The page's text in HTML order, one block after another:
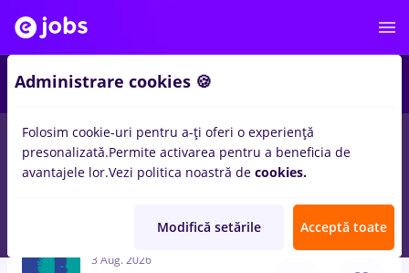
Salarii Full time Part time Student
3 Aug. 2026
Administrare cookies 🍪
Folosim cookie-uri pentru a-ți oferi o experiență
presonalizată.Permite activarea pentru a beneficia de
avantajele lor.Vezi politica noastră de cookies.
Modifică setările Acceptă toate